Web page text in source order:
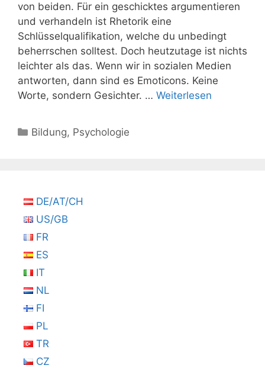
von beiden. Für ein geschicktes argumentieren
und verhandeln ist Rhetorik eine
Schlüsselqualifikation, welche du unbedingt
beherrschen solltest. Doch heutzutage ist nichts
leichter als das. Wenn wir in sozialen Medien
antworten, dann sind es Emoticons. Keine
Worte, sondern Gesichter. … Weiterlesen
Kategorien
Bildung, Psychologie
DE/AT/CH
US/GB
FR
ES
IT
NL
FI
PL
TR
CZ